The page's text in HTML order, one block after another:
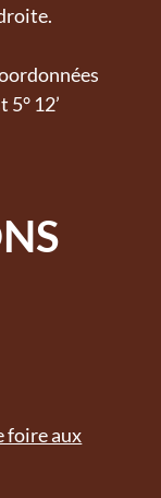
5° 12’
foire aux